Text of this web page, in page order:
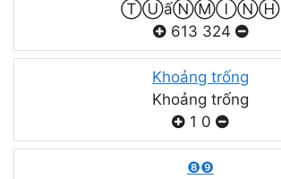
ⓉⓊấⓃⓂⒾⓃⒽ
613 324
Khoảng trống
Khoảng trống
1 0
❽❾